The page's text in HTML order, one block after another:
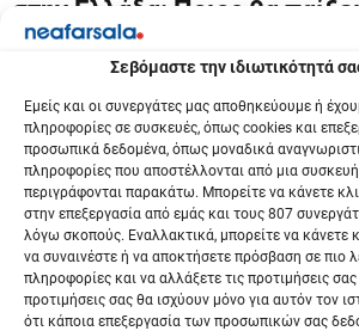
Σεβόμαστε την ιδιωτικότητά
Εμείς και οι συνεργάτες μας αποθηκεύουμε ή
πληροφορίες σε συσκευές, όπως cookies και
προσωπικά δεδομένα, όπως μοναδικά
πληροφορίες που αποστέλλονται από μια
περιγράφονται παρακάτω. Μπορείτε να κάνετε
στην επεξεργασία από εμάς και τους 807
λόγω σκοπούς. Εναλλακτικά, μπορείτε να κάνετε
να συναινέστε ή να αποκτήσετε πρόσβαση σε πιο
πληροφορίες και να αλλάξετε τις προτιμήσεις σας
προτιμήσεις σας θα ισχύουν μόνο για αυτόν τον
ότι κάποια επεξεργασία των προσωπικών σας
γ
σ
η
ά
ρ
θ
στην Ελλάδα: Ποιος θα
Αλ Πατσίνο